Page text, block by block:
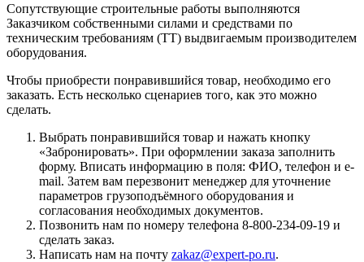
Сопутствующие строительные работы выполняются
Заказчиком собственными силами и средствами по
техническим требованиям (ТТ) выдвигаемым производителем
оборудования.
Чтобы приобрести понравившийся товар, необходимо его
заказать. Есть несколько сценариев того, как это можно
сделать.
Выбрать понравившийся товар и нажать кнопку
«Забронировать». При оформлении заказа заполнить
форму. Вписать информацию в поля: ФИО, телефон и e-
mail. Затем вам перезвонит менеджер для уточнение
параметров грузоподъёмного оборудования и
согласования необходимых документов.
Позвонить нам по номеру телефона 8-800-234-09-19 и
сделать заказ.
Написать нам на почту zakaz@expert-po.ru.